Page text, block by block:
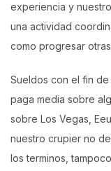
experiencia y
una actividad
como progresar
Sueldos con el fin de
paga media sobre
sobre Los Vegas,
nuestro crupier no
los terminos,